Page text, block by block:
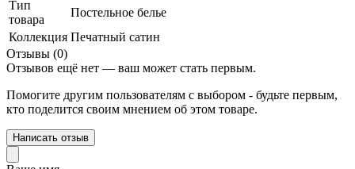
Тип
товара
Постельное белье
Коллекция Печатный сатин
Отзывы (0)
Отзывов ещё нет — ваш может стать первым.
Помогите другим пользователям с выбором - будьте первым,
кто поделится своим мнением об этом товаре.
Написать отзыв